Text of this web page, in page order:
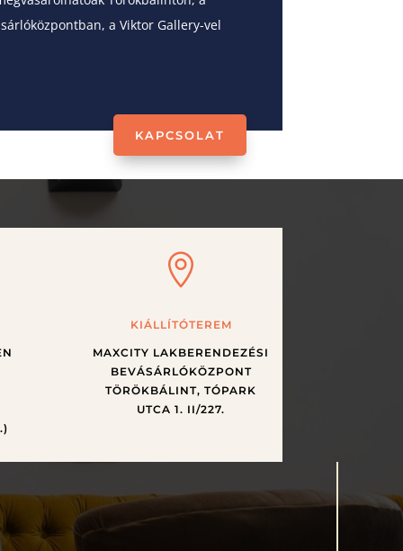
a Viktor Gallery-vel
KAPCSOLAT

KIÁLLÍTÓTEREM
MAXCITY LAKBERENDEZÉSI
BEVÁSÁRLÓKÖZPONT
TÖRÖKBÁLINT, TÓPARK
UTCA 1. II/227.